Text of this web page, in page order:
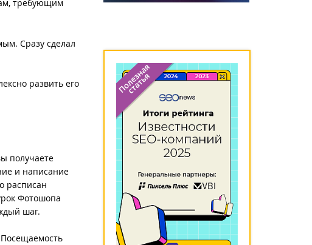
требующим
Сразу сделал
развить его
получаете
и написание
расписан
Фотошопа
шаг.